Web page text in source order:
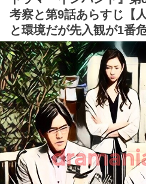
考察と第9話あらすじ【
と環境だが先入観が1番危